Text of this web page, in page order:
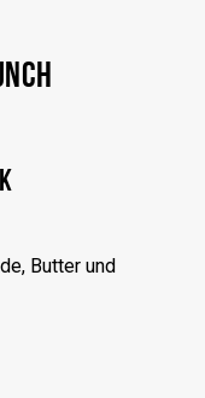
Butter und